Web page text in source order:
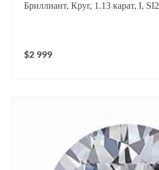
Бриллиант, Круг, 1.13 карат, I, SI2
$2 999